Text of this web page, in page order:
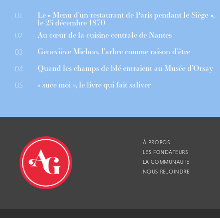
01 Le « Menu d’un restaurant de Paris pendant le Siège »,
le 25 décembre 1870
02 Au cœur de la cuisine centrale de Nantes
03 Geneviève Michon, l’arbre comme raison d’être
04 Quand les champs de blé entraient au Musée d’Orsay
05 « suce moi », le livre qui fait saliver
À PROPOS
LES FONDATEURS
LA COMMUNAUTÉ
NOUS REJOINDRE